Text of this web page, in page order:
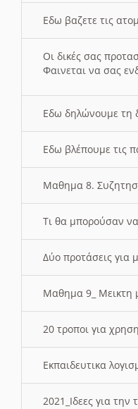
Εδω βαζετε τις
Οι δικές σας
Φαινεται να σας
Εδω δηλώνουμε τη
Εδω βλέπουμε τις
Μαθημα 8.
Τι θα μπορούσαν
Δύο προτάσεις για
Μαθημα 9_ Μεικτη
20 τροποι για
Εκπαιδευτικα
2021_Ιδεες για την